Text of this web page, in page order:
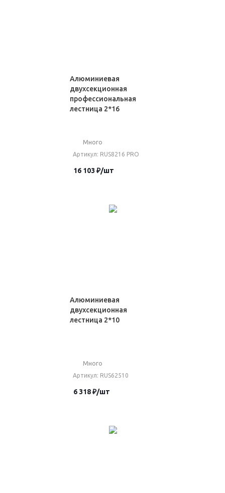
Алюминиевая
двухсекционная
профессиональная
лестница 2*16
Много
Артикул: RUS8216 PRO
16 103 ₽/шт
Алюминиевая
двухсекционная
лестница 2*10
Много
Артикул: RUS62510
6 318₽/шт